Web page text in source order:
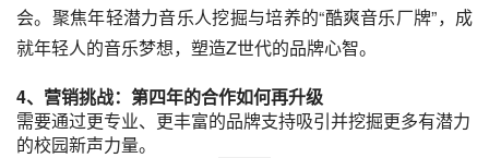
会。聚焦年轻潜力音乐人挖掘与培养的“酷爽音乐厂牌”，成
就年轻人的音乐梦想，塑造Z世代的品牌心智。
4、营销挑战：第四年的合作如何再升级
需要通过更专业、更丰富的品牌支持吸引并挖掘更多有潜力
的校园新声力量。